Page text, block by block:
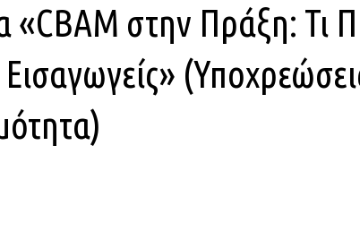
«CBAM στην Πράξη: Τι